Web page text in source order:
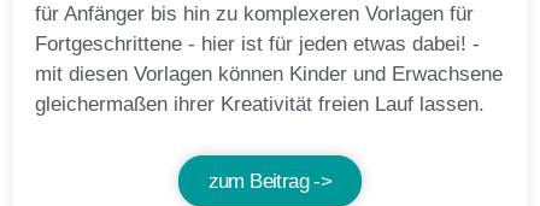
für Anfänger bis hin zu komplexeren Vorlagen für
Fortgeschrittene - hier ist für jeden etwas dabei! -
mit diesen Vorlagen können Kinder und Erwachsene
gleichermaßen ihrer Kreativität freien Lauf lassen.
zum Beitrag ->